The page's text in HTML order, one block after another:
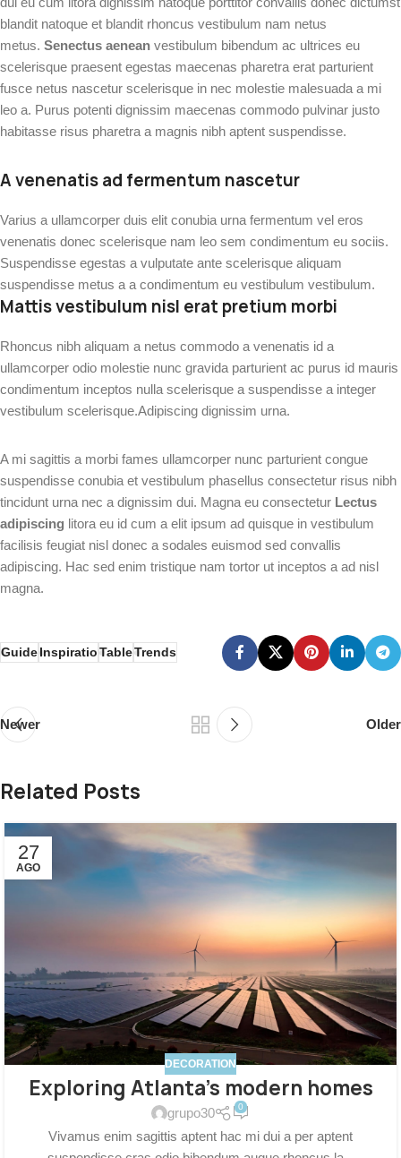
blandit natoque et blandit rhoncus vestibulum nam netus
metus. Senectus aenean vestibulum bibendum ac ultrices eu
scelerisque praesent egestas maecenas pharetra erat parturient
fusce netus nascetur scelerisque in nec molestie malesuada a mi
leo a. Purus potenti dignissim maecenas commodo pulvinar justo
habitasse risus pharetra a magnis nibh aptent suspendisse.
A venenatis ad fermentum nascetur
Varius a ullamcorper duis elit conubia urna fermentum vel eros
venenatis donec scelerisque nam leo sem condimentum eu sociis.
Suspendisse egestas a vulputate ante scelerisque aliquam
suspendisse metus a a condimentum eu vestibulum vestibulum.
Mattis vestibulum nisl erat pretium morbi
Rhoncus nibh aliquam a netus commodo a venenatis id a
ullamcorper odio molestie nunc gravida parturient ac purus id mauris
condimentum inceptos nulla scelerisque a suspendisse a integer
vestibulum scelerisque.Adipiscing dignissim urna.
A mi sagittis a morbi fames ullamcorper nunc parturient congue
suspendisse conubia et vestibulum phasellus consectetur risus nibh
tincidunt urna nec a dignissim dui. Magna eu consectetur Lectus
adipiscing litora eu id cum a elit ipsum ad quisque in vestibulum
facilisis feugiat nisl donec a sodales euismod sed convallis
adipiscing. Hac sed enim tristique nam tortor ut inceptos a ad nisl
magna.
GuideInspiratio TableTrends
Newer Older
Related Posts
27
AGO
DECORATION
Exploring Atlanta’s modern homes
grupo30 0
Vivamus enim sagittis aptent hac mi dui a per aptent